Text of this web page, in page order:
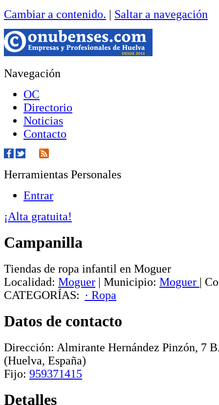
Cambiar a contenido. | Saltar a navegación
Navegación
OC
Directorio
Noticias
Contacto
Herramientas Personales
Entrar
¡Alta gratuita!
Campanilla
Tiendas de ropa infantil en Moguer
Localidad: Moguer | Municipio: Moguer |
CATEGORÍAS: · Ropa
Datos de contacto
Dirección: Almirante Hernández Pinzón, 7
(Huelva, España)
Fijo: 959371415
Detalles